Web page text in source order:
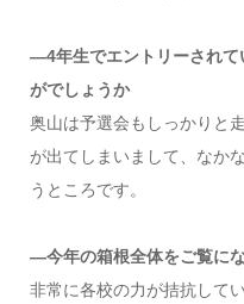
―4年生でエントリーされて
がでしょうか
奥山は予選会もしっかりと
が出てしまいまして、なか
うところです。
―今年の箱根全体をご覧に
非常に各校の力が拮抗して